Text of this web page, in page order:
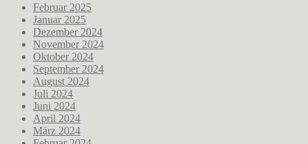
Februar 2025
Januar 2025
Dezember 2024
November 2024
Oktober 2024
September 2024
August 2024
Juli 2024
Juni 2024
April 2024
März 2024